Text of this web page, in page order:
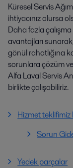
Küresel Servis
ihtiyacınız olursa
Daha fazla
avantajları
gönül rahatlığına
sorunlara çözüm
Alfa Laval Servis
birlikte çalışabiliriz.
Hizmet
Sorun
Yedek parçalar